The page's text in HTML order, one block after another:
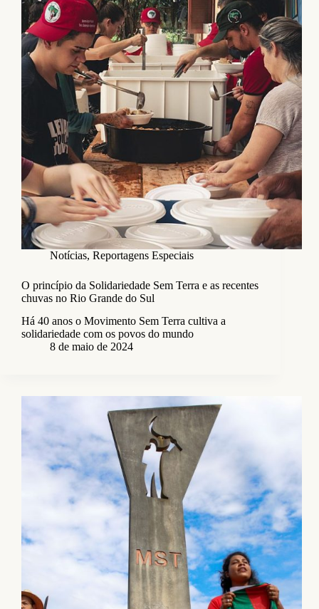
Notícias, Reportagens Especiais
O princípio da Solidariedade Sem Terra e as recentes
chuvas no Rio Grande do Sul
Há 40 anos o Movimento Sem Terra cultiva a
solidariedade com os povos do mundo
8 de maio de 2024